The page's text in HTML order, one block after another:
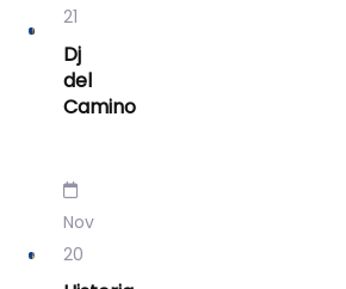
21
Dj
del
Camino
Nov
20